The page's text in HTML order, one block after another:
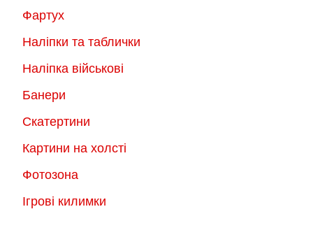
Фартух
Наліпки та таблички
Наліпка військові
Банери
Скатертини
Картини на холсті
Фотозона
Ігрові килимки